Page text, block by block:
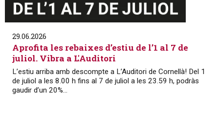
29.06.2026
Aprofita les rebaixes d’estiu de l’1 al 7 de
juliol. Vibra a L'Auditori
L’estiu arriba amb descompte a L’Auditori de Cornellà! Del 1
de juliol a les 8.00 h fins al 7 de juliol a les 23.59 h, podràs
gaudir d’un 20%...